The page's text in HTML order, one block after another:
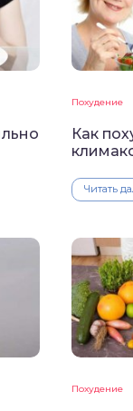
Похудение
Как
Читать
Похудение